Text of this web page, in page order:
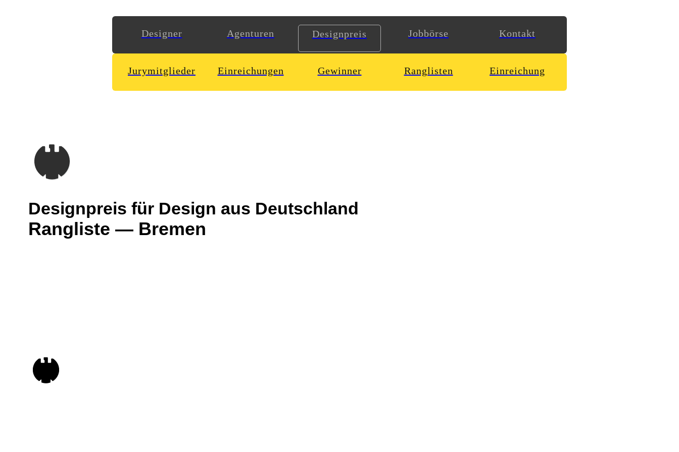
Designer Agenturen Designpreis Jobbörse Kontakt
Jurymitglieder Einreichungen Gewinner Ranglisten Einreichung
Designpreis für Design aus Deutschland
Rangliste — Bremen